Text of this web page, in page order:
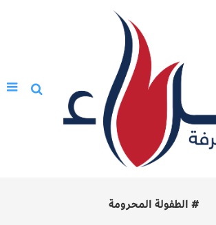
# الطفولة المحرومة